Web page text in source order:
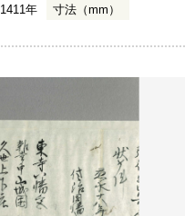
1411年
寸法（mm）